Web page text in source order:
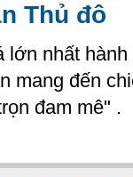
Thủ đô
nhất
mang đến
đam mê" .